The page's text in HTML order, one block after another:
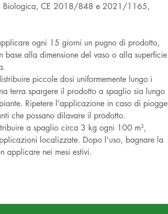
Biologica, CE 2018/848 e 2021/1165,
ogni 15 giorni un pugno di prodotto,
base alla dimensione del vaso o alla superficie
piccole dosi uniformemente lungo i
terra spargere il prodotto a spaglio sia lungo
Ripetere l’applicazione in caso di piogge
che possano dilavare il prodotto.
a spaglio circa 3 kg ogni 100 m²,
localizzate. Dopo l’uso, bagnare la
applicare nei mesi estivi.